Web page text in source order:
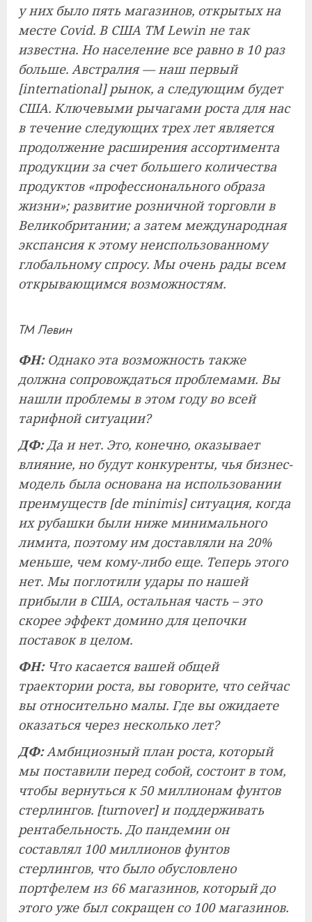
у них было пять магазинов, открытых на
месте Covid. В США ТМ Lewin не так
известна. Но население все равно в 10 раз
больше. Австралия — наш первый
[international] рынок, а следующим будет
США. Ключевыми рычагами роста для нас
в течение следующих трех лет является
продолжение расширения ассортимента
продукции за счет большего количества
продуктов «профессионального образа
жизни»; развитие розничной торговли в
Великобритании; а затем международная
экспансия к этому неиспользованному
глобальному спросу. Мы очень рады всем
открывающимся возможностям.
ТМ Левин
ФН: Однако эта возможность также
должна сопровождаться проблемами. Вы
нашли проблемы в этом году во всей
тарифной ситуации?
ДФ:Да и нет. Это, конечно, оказывает
влияние, но будут конкуренты, чья бизнес-
модель была основана на использовании
преимуществ [de minimis] ситуация, когда
их рубашки были ниже минимального
лимита, поэтому им доставляли на 20%
меньше, чем кому-либо еще. Теперь этого
нет. Мы поглотили удары по нашей
прибыли в США, остальная часть – это
скорее эффект домино для цепочки
поставок в целом.
ФН:Что касается вашей общей
траектории роста, вы говорите, что сейчас
вы относительно малы. Где вы ожидаете
оказаться через несколько лет?
ДФ:Амбициозный план роста, который
мы поставили перед собой, состоит в том,
чтобы вернуться к 50 миллионам фунтов
стерлингов. [turnover] и поддерживать
рентабельность. До пандемии он
составлял 100 миллионов фунтов
стерлингов, что было обусловлено
портфелем из 66 магазинов, который до
этого уже был сокращен со 100 магазинов.